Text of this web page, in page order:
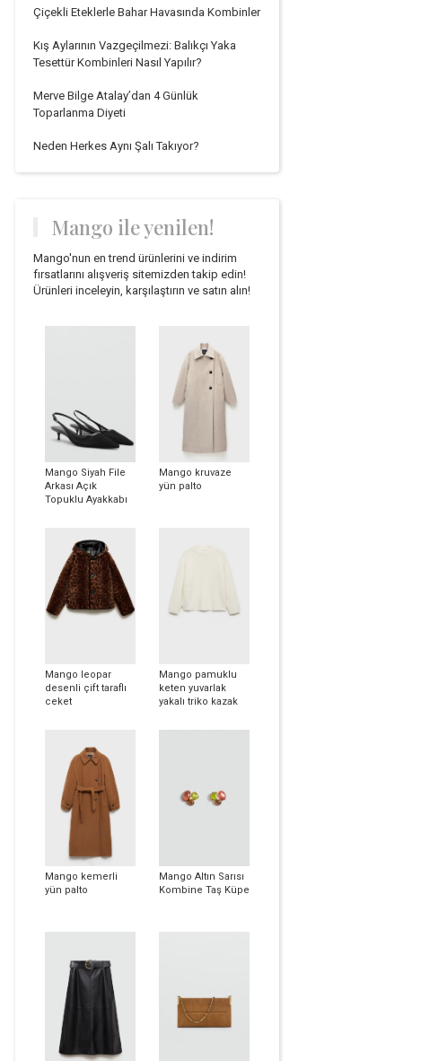
Çiçekli Eteklerle Bahar Havasında Kombinler
Kış Aylarının Vazgeçilmezi: Balıkçı Yaka
Tesettür Kombinleri Nasıl Yapılır?
Merve Bilge Atalay’dan 4 Günlük
Toparlanma Diyeti
Neden Herkes Aynı Şalı Takıyor?
Mango ile yenilen!
Mango'nun en trend ürünlerini ve indirim
fırsatlarını alışveriş sitemizden takip edin!
Ürünleri inceleyin, karşılaştırın ve satın alın!
Mango Siyah File
Arkası Açık
Topuklu Ayakkabı
Mango kruvaze
yün palto
Mango leopar
desenli çift taraflı
ceket
Mango pamuklu
keten yuvarlak
yakalı triko kazak
Mango kemerli
yün palto
Mango Altın Sarısı
Kombine Taş Küpe